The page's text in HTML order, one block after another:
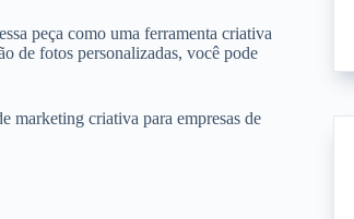
peça como uma ferramenta criativa
de fotos personalizadas, você pode
marketing criativa para empresas de